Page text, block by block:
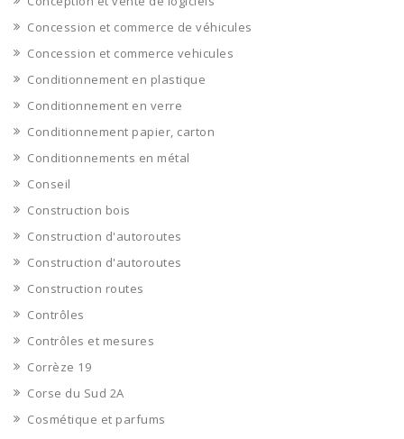
Concession et commerce de véhicules
Concession et commerce vehicules
Conditionnement en plastique
Conditionnement en verre
Conditionnement papier, carton
Conditionnements en métal
Conseil
Construction bois
Construction d'autoroutes
Construction d'autoroutes
Construction routes
Contrôles
Contrôles et mesures
Corrèze 19
Corse du Sud 2A
Cosmétique et parfums